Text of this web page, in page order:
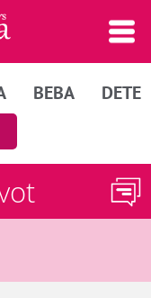
BEBA DETE